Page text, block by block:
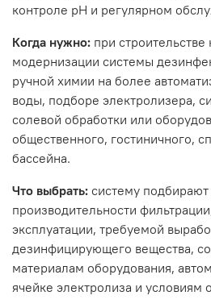
контроле pH и регулярном
Когда нужно: при строительстве
модернизации системы
ручной химии на более
воды, подборе электролизера,
солевой обработки или
общественного, гостиничного,
бассейна.
Что выбрать: систему
производительности
эксплуатации, требуемой
дезинфицирующего вещества,
материалам оборудования,
ячейке электролиза и условиям